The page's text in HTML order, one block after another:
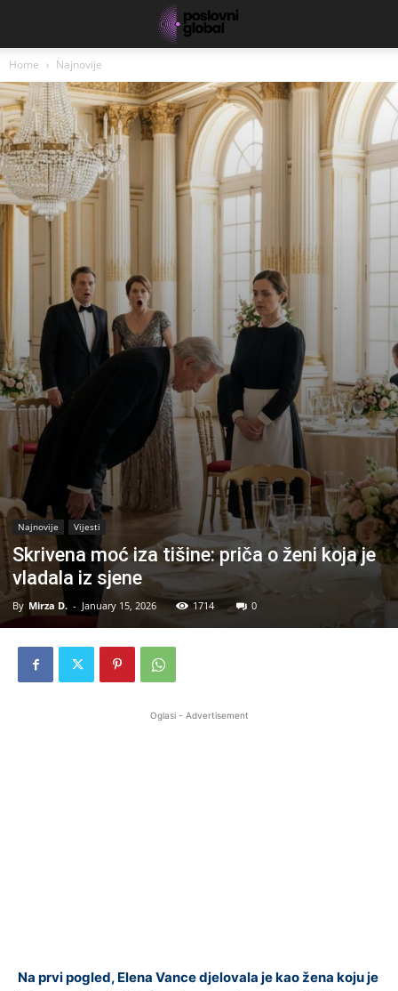
Home Najnovije
Najnovije Vijesti
Skrivena moć iza tišine: priča o ženi koja je
vladala iz sjene
By Mirza D. - January 15, 2026 1714 0
Oglasi - Advertisement
Na prvi pogled, Elena Vance djelovala je kao žena koju je